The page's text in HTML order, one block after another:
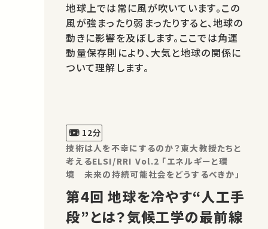
地球上では常に風が吹いています。この
風が強まったり弱まったりすると、地球の
動きに影響を及ぼします。ここでは角運
動量保存則により、大気と地球の関係に
ついて理解します。
12分
技術は人を不幸にするのか？東大教授たちと
考えるELSI/RRI Vol.2 「エネルギーと環
境 未来の持続可能社会をどうするべきか」
第4回 地球を冷やす“人工手
段”とは？気候工学の最前線